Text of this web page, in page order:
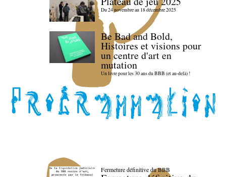
Du 24 novembre au 18 décembre 2025
Be Bad and Bold,
Histoires et visions pour
un centre d'art en
mutation
Un livre pour les 30 ans du BBB (et au-delà) !
Fermeture définitive du BBB